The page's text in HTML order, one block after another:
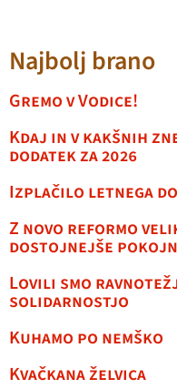
Najbolj brano
Gremo v Vodice!
Kdaj in v kakšnih
dodatek za 2026
Izplačilo letnega
Z novo reformo
dostojnejše
Lovili smo
solidarnostjo
Kuhamo po nemško
Kvačkana želvica